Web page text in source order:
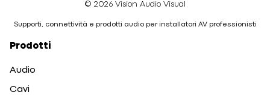
© 2026 Vision Audio Visual
Supporti, connettività e prodotti audio per installatori AV professionisti
Prodotti
Audio
Cavi